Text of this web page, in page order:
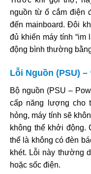
nguồn từ ổ cắm điện
đến mainboard. Đôi
đủ khiến máy tính “im
động bình thường
Lỗi Nguồn (PSU) –
Bộ nguồn (PSU –
cấp năng lượng cho
hỏng, máy tính sẽ
không thể khởi động.
thể là không có đèn
khét. Lỗi này thường
hoặc sốc điện.